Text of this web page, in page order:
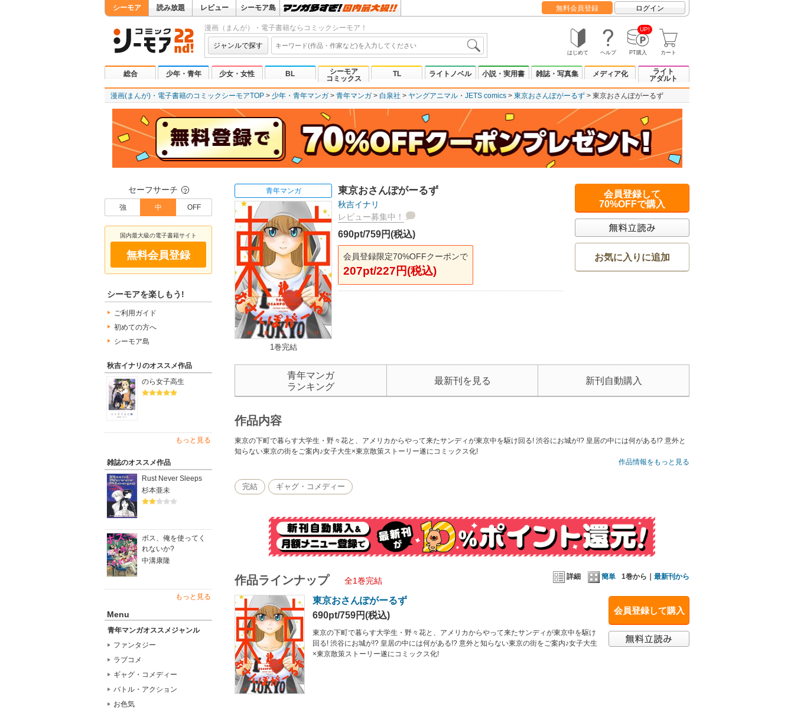
シーモア 読み放題 レビュー シーモア島 無料会員登録 ログイン
漫画（まんが）・電子書籍ならコミックシーモア！
ジャンルで探す
はじめて ヘルプ
UP!
PT購入 カート
総合 少年・青年 少女・女性 BL
シーモア
コミックス
TL ライトノベル 小説・実用書 雑誌・写真集 メディア化
ライト
アダルト
漫画(まんが)・電子書籍のコミックシーモアTOP 少年・青年マンガ 青年マンガ 白泉社 ヤングアニマル JETS comics 東京おさんぽがーるず 東京おさんぽがーるず
セーフサーチ ？
強 中 OFF
国内最大級の電子書籍サイト
無料会員登録
シーモアを楽しもう!
ご利用ガイド
初めての方へ
シーモア島
秋吉イナリのオススメ作品
のら女子高生
もっと見る
雑誌のオススメ作品
Rust Never Sleeps
杉本亜未
ボス、俺を使ってく
れないか?
中溝康隆
もっと見る
Menu
青年マンガオススメジャンル
ファンタジー
ラブコメ
ギャグ・コメディー
バトル・アクション
お色気
青年マンガ
1巻完結
東京おさんぽがーるず
秋吉イナリ
レビュー募集中！
690pt/759円(税込)
会員登録限定70%OFFクーポンで
207pt/227円(税込)
会員登録して
70%OFFで購入
お気に入りに追加
青年マンガ
ランキング
最新刊を見る 新刊自動購入
作品内容
東京の下町で暮らす大学生・野々花と、アメリカからやって来たサンディが東京中を駆け回る! 渋谷にお城が!? 皇居の中には何がある!? 意外と
知らない東京の街をご案内♪女子大生×東京散策ストーリー遂にコミックス化!
作品情報をもっと見る
完結 ギャグ・コメディー
詳細 簡単 1巻から｜ 最新刊から
作品ラインナップ 全1巻完結
会員登録して購入
東京おさんぽがーるず
690pt/759円(税込)
東京の下町で暮らす大学生・野々花と、アメリカからやって来たサンディが東京中を駆け
回る! 渋谷にお城が!? 皇居の中には何がある!? 意外と知らない東京の街をご案内♪女子大生
×東京散策ストーリー遂にコミックス化!